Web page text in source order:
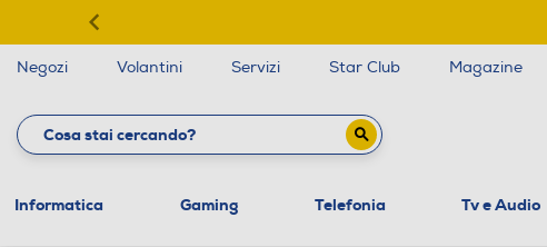
Negozi Volantini Servizi Star Club Magazine
Informatica Gaming Telefonia Tv e Audio